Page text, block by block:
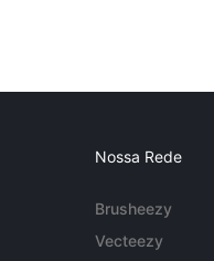
Nossa Rede
Brusheezy
Vecteezy